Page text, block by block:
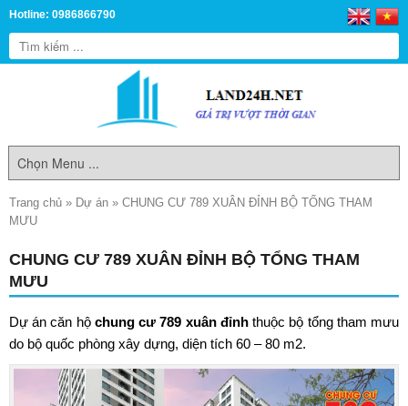
Hotline: 0986866790
Trang chủ » Dự án » CHUNG CƯ 789 XUÂN ĐỈNH BỘ TỔNG THAM
MƯU
CHUNG CƯ 789 XUÂN ĐỈNH BỘ TỔNG THAM
MƯU
Dự án căn hộ chung cư 789 xuân đỉnhthuộc bộ tổng tham mưu
do bộ quốc phòng xây dựng, diện tích 60 – 80 m2.